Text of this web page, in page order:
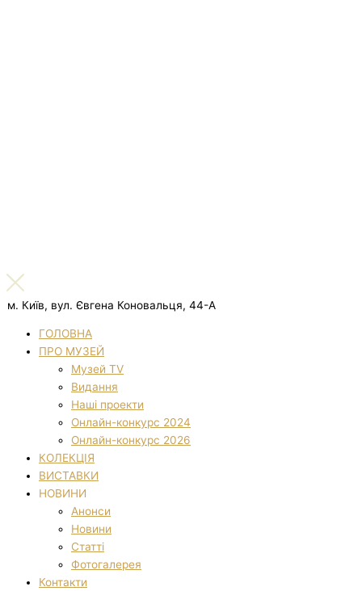
м. Київ, вул. Євгена Коновальця, 44-А
ГОЛОВНА
ПРО МУЗЕЙ
Музей TV
Видання
Наші проекти
Онлайн-конкурс 2024
Онлайн-конкурс 2026
КОЛЕКЦІЯ
ВИСТАВКИ
НОВИНИ
Анонси
Новини
Статті
Фотогалерея
Контакти